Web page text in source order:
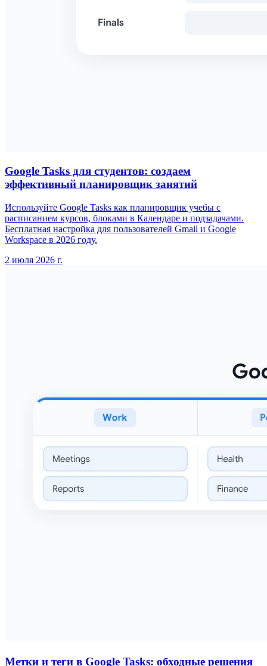
Google Tasks для студентов: создаем
эффективный планировщик занятий
Используйте Google Tasks как планировщик учебы с
расписанием курсов, блоками в Календаре и подзадачами.
Бесплатная настройка для пользователей Gmail и Google
Workspace в 2026 году.
2 июля 2026 г.
Метки и теги в Google Tasks: обходные решения